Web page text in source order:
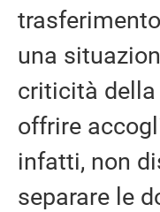
una
criticità
offrire
infatti, non
separare le